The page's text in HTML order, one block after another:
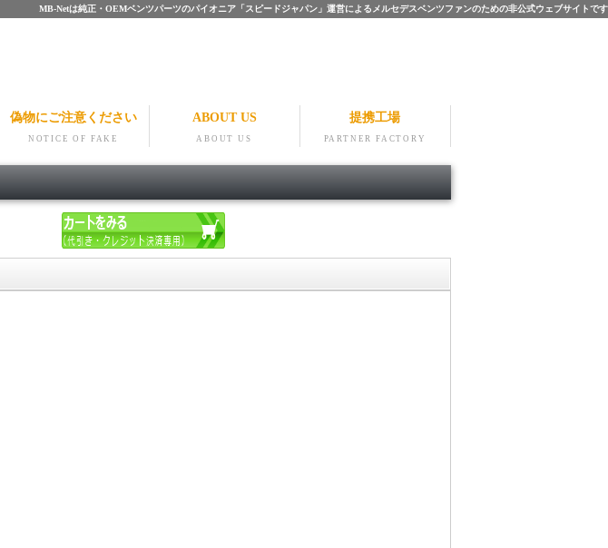
MB-Netは純正・OEMベンツパーツのパイオニア「スピードジャパン」運営によるメルセデスベンツファンのための非公式ウェブサイトです
偽物にご注意ください
NOTICE OF FAKE
ABOUT US
ABOUT US
提携工場
PARTNER FACTORY